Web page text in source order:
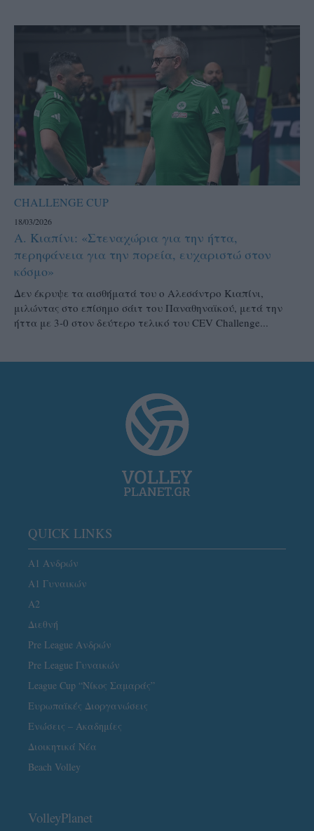
CHALLENGE CUP
18/03/2026
Α. Κιαπίνι: «Στεναχώρια για την ήττα,
περηφάνεια για την πορεία, ευχαριστώ στον
κόσμο»
Δεν έκρυψε τα αισθήματά του ο Αλεσάντρο Κιαπίνι,
μιλώντας στο επίσημο σάιτ του Παναθηναϊκού, μετά την
ήττα με 3-0 στον δεύτερο τελικό του CEV Challenge...
QUICK LINKS
Α1 Ανδρών
Α1 Γυναικών
A2
Διεθνή
Pre League Ανδρών
Pre League Γυναικών
League Cup “Νίκος Σαμαράς”
Ευρωπαϊκές Διοργανώσεις
Ενώσεις – Ακαδημίες
Διοικητικά Νέα
Beach Volley
VolleyPlanet